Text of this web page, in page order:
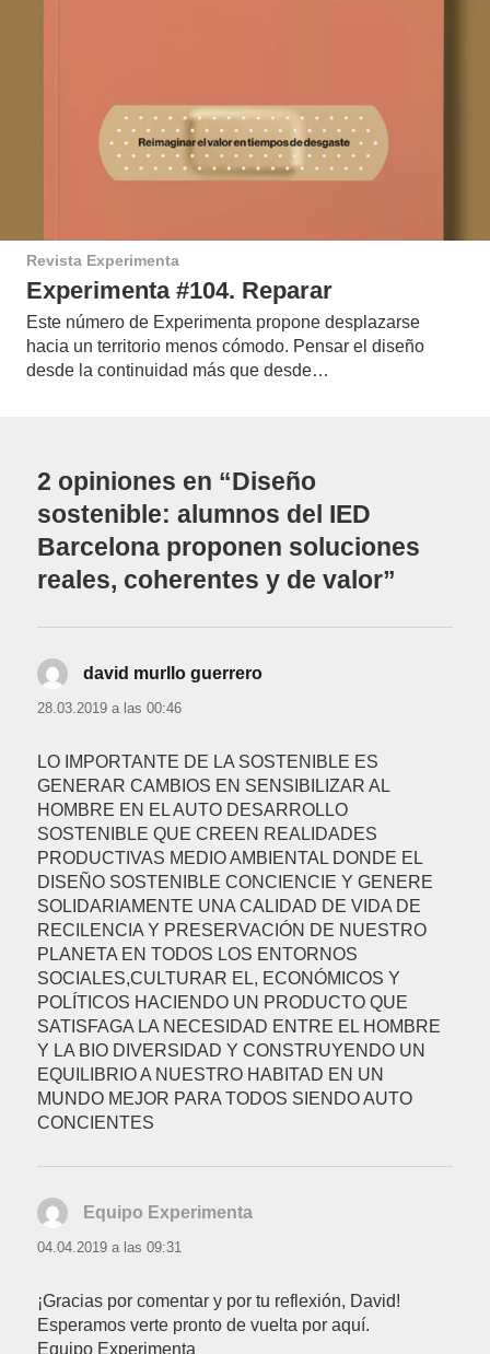
Revista Experimenta
Experimenta #104. Reparar
Este número de Experimenta propone desplazarse
hacia un territorio menos cómodo. Pensar el diseño
desde la continuidad más que desde…
2 opiniones en “Diseño
sostenible: alumnos del IED
Barcelona proponen soluciones
reales, coherentes y de valor”
david murllo guerrero
28.03.2019 a las 00:46
LO IMPORTANTE DE LA SOSTENIBLE ES
GENERAR CAMBIOS EN SENSIBILIZAR AL
HOMBRE EN EL AUTO DESARROLLO
SOSTENIBLE QUE CREEN REALIDADES
PRODUCTIVAS MEDIO AMBIENTAL DONDE EL
DISEÑO SOSTENIBLE CONCIENCIE Y GENERE
SOLIDARIAMENTE UNA CALIDAD DE VIDA DE
RECILENCIA Y PRESERVACIÓN DE NUESTRO
PLANETA EN TODOS LOS ENTORNOS
SOCIALES,CULTURAR EL, ECONÓMICOS Y
POLÍTICOS HACIENDO UN PRODUCTO QUE
SATISFAGA LA NECESIDAD ENTRE EL HOMBRE
Y LA BIO DIVERSIDAD Y CONSTRUYENDO UN
EQUILIBRIO A NUESTRO HABITAD EN UN
MUNDO MEJOR PARA TODOS SIENDO AUTO
CONCIENTES
Equipo Experimenta
04.04.2019 a las 09:31
¡Gracias por comentar y por tu reflexión, David!
Esperamos verte pronto de vuelta por aquí.
Equipo Experimenta